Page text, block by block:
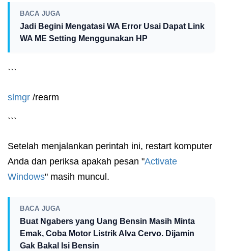
BACA JUGA
Jadi Begini Mengatasi WA Error Usai Dapat Link
WA ME Setting Menggunakan HP
```
slmgr /rearm
```
Setelah menjalankan perintah ini, restart komputer
Anda dan periksa apakah pesan "Activate
Windows" masih muncul.
BACA JUGA
Buat Ngabers yang Uang Bensin Masih Minta
Emak, Coba Motor Listrik Alva Cervo. Dijamin
Gak Bakal Isi Bensin